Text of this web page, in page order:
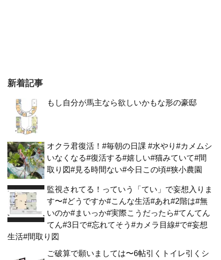
新着記事
もし自分が馬主なら欲しいかもな形の豪邸
オクラ君復活！#毎朝の日課 #水やり#カメムシ
いなくなる#復活する#嬉しい#猫みていて#間
取り図#見る時間ない#今日この頃#狭小農園
監視されてる！っていう「てい」で妄想入りま
す〜#どうですか#こんな生活#あれ#2階は#無
いのか#まいっか#実際こうだったら#てんてん
てん#3日で#忘れてそう#カメラ目線#で#妄想
生活#間取り図
ご破算で願いましては〜6帖引くトイレ引くシ